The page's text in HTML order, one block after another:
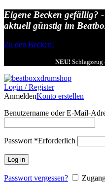
Eigene Becken gefällig?
aktuell günstig im
Zu den Becken!
NEU!
Login / Register
AnmeldenKonto erstellen
Benutzername oder E-Mail-
Passwort *Erforderlich
Log in
Passwort vergessen?